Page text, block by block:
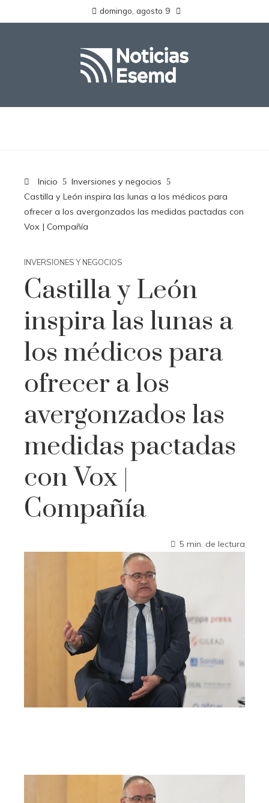
domingo, agosto 9
Inicio
Inversiones y negocios
Castilla y León inspira las lunas a los médicos para
ofrecer a los avergonzados las medidas pactadas con
Vox | Compañía
INVERSIONES Y NEGOCIOS
Castilla y León
inspira las lunas a
los médicos para
ofrecer a los
avergonzados las
medidas pactadas
con Vox |
Compañía
5 min. de lectura